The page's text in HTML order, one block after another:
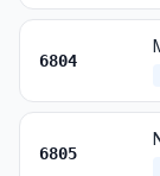
6804
6805